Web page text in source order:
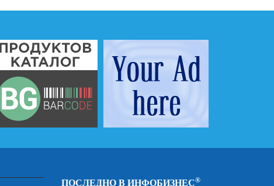
ПОСЛЕДНО В ИНФОБИЗНЕС®